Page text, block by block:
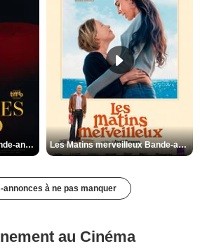
Les Silences de Riyad Bande-annonce VO STFR Les Matins merveilleux Bande-annonce VF
annonces à ne pas manquer
au Cinéma